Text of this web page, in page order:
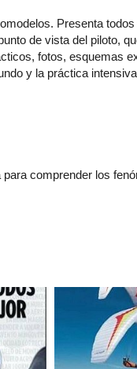
Presenta
de vista del piloto,
fotos, esquemas
y la práctica
comprender los